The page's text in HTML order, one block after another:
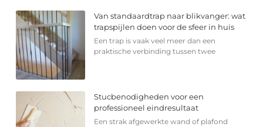
Van standaardtrap naar blikvanger: wat
trapspijlen doen voor de sfeer in huis
Een trap is vaak veel meer dan een
praktische verbinding tussen twee
Stucbenodigheden voor een
professioneel eindresultaat
Een strak afgewerkte wand of plafond